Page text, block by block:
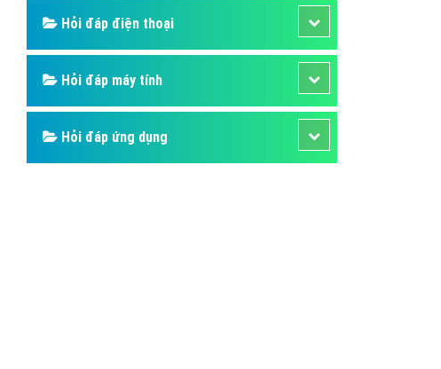
Hỏi đáp điện thoại
Hỏi đáp máy tính
Hỏi đáp ứng dụng